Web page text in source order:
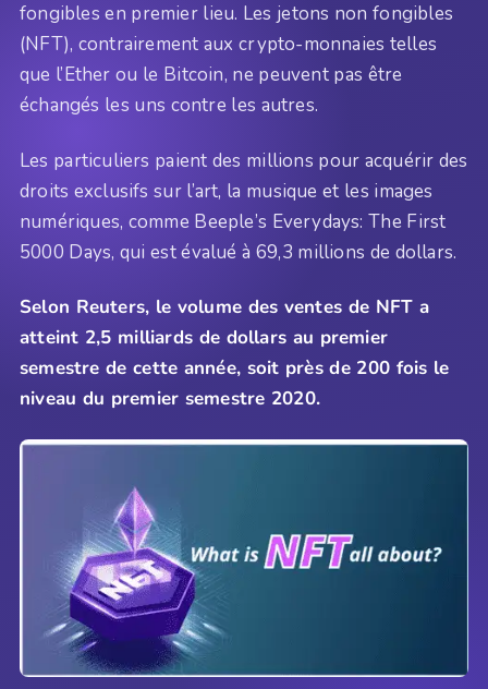
fongibles en premier lieu. Les jetons non fongibles
(NFT), contrairement aux crypto-monnaies telles
que l’Ether ou le Bitcoin, ne peuvent pas être
échangés les uns contre les autres.
Les particuliers paient des millions pour acquérir des
droits exclusifs sur l’art, la musique et les images
numériques, comme Beeple’s Everydays: The First
5000 Days, qui est évalué à 69,3 millions de dollars.
Selon Reuters, le volume des ventes de NFT a
atteint 2,5 milliards de dollars au premier
semestre de cette année, soit près de 200 fois le
niveau du premier semestre 2020.